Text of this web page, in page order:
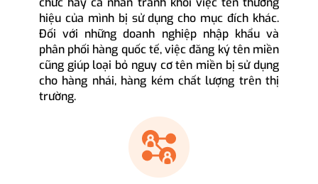
hiệu của mình bị sử dụng cho mục đích khác.
Đối với những doanh nghiệp nhập khẩu và
phân phối hàng quốc tế, việc đăng ký tên miền
cũng giúp loại bỏ nguy cơ tên miền bị sử dụng
cho hàng nhái, hàng kém chất lượng trên thị
trường.